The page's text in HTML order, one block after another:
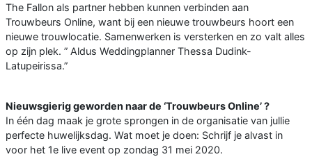
The Fallon als partner hebben kunnen verbinden aan
Trouwbeurs Online, want bij een nieuwe trouwbeurs hoort een
nieuwe trouwlocatie. Samenwerken is versterken en zo valt alles
op zijn plek. ” Aldus Weddingplanner Thessa Dudink-
Latupeirissa.”
Nieuwsgierig geworden naar de ‘Trouwbeurs Online’ ?
In één dag maak je grote sprongen in de organisatie van jullie
perfecte huwelijksdag. Wat moet je doen: Schrijf je alvast in
voor het 1e live event op zondag 31 mei 2020.